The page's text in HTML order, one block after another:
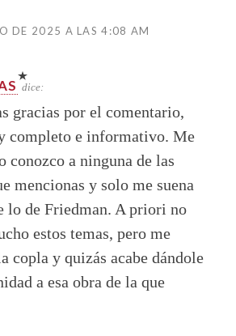
DE 2025 A LAS 4:08 AM
dice:
gracias por el comentario,
completo e informativo. Me
conozco a ninguna de las
mencionas y solo me suena
lo de Friedman. A priori no
estos temas, pero me
copla y quizás acabe dándole
a esa obra de la que